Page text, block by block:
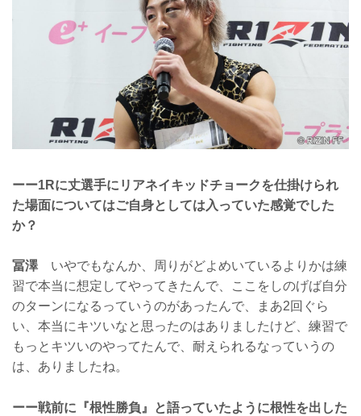
ーー1Rに丈選手にリアネイキッドチョークを仕掛けられ
た場面についてはご自身としては入っていた感覚でした
か？
冨澤いやでもなんか、周りがどよめいているよりかは練
習で本当に想定してやってきたんで、ここをしのげば自分
のターンになるっていうのがあったんで、まあ2回ぐら
い、本当にキツいなと思ったのはありましたけど、練習で
もっとキツいのやってたんで、耐えられるなっていうの
は、ありましたね。
ーー戦前に『根性勝負』と語っていたように根性を出した